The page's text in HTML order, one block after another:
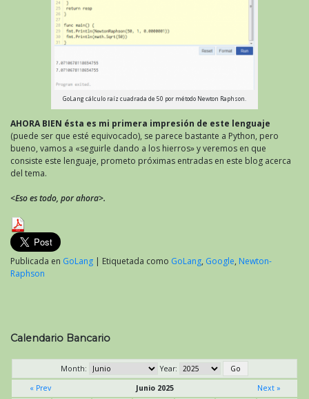
GoLang cálculo raíz cuadrada de 50 por método Newton Raphson.
AHORA BIEN ésta es mi primera impresión de este lenguaje
(puede ser que esté equivocado), se parece bastante a Python, pero
bueno, vamos a «seguirle dando a los hierros» y veremos en que
consiste este lenguaje, prometo próximas entradas en este blog acerca
del tema.
<Eso es todo, por ahora>.
Publicada en GoLang | Etiquetada como GoLang, Google, Newton-
Raphson
Calendario Bancario
Month:
Year:
« Prev
Junio 2025 Next »